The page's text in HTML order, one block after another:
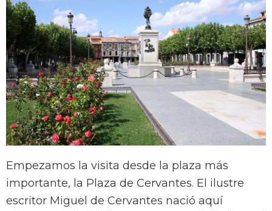
Empezamos la visita desde la plaza más
importante, la Plaza de Cervantes. El ilustre
escritor Miguel de Cervantes nació aquí